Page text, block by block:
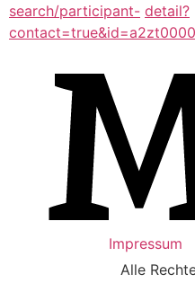
search/participant- detail?
Impressum
Alle